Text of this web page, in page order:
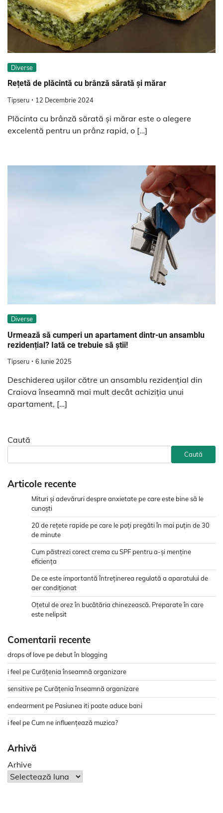
Diverse
Rețetă de plăcintă cu brânză sărată și mărar
Tipseru 12 Decembrie 2024
Plăcinta cu brânză sărată și mărar este o alegere
excelentă pentru un prânz rapid, o […]
Diverse
Urmează să cumperi un apartament dintr-un ansamblu
rezidențial? Iată ce trebuie să știi!
Tipseru 6 Iunie 2025
Deschiderea ușilor către un ansamblu rezidențial din
Craiova înseamnă mai mult decât achiziția unui
apartament, […]
Caută
Caută
Articole recente
Mituri și adevăruri despre anxietate pe care este bine să le
cunoști
20 de rețete rapide pe care le poți pregăti în mai puțin de 30
de minute
Cum păstrezi corect crema cu SPF pentru a-și menține
eficiența
De ce este importantă întreținerea regulată a aparatului de
aer condiționat
Oțetul de orez în bucătăria chinezească. Preparate în care
este nelipsit
Comentarii recente
drops of love pedebut în blogging
i feel peCurățenia înseamnă organizare
sensitive peCurățenia înseamnă organizare
endearment pe Pasiunea iti poate aduce bani
i feel peCum ne influențează muzica?
Arhivă
Arhive